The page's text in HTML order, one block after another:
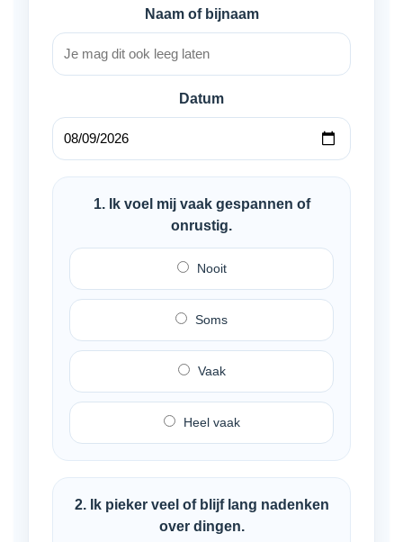
Naam of bijnaam
Datum
1. Ik voel mij vaak gespannen of
onrustig.
Nooit
Soms
Vaak
Heel vaak
2. Ik pieker veel of blijf lang nadenken
over dingen.